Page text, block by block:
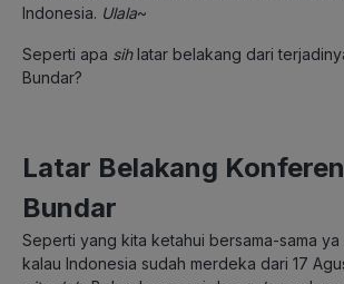
Indonesia. Ulala~
Seperti apa sih latar belakang dari
Bundar?
Latar Belakang
Bundar
Seperti yang kita ketahui bersama-sama ya
kalau Indonesia sudah merdeka dari 17